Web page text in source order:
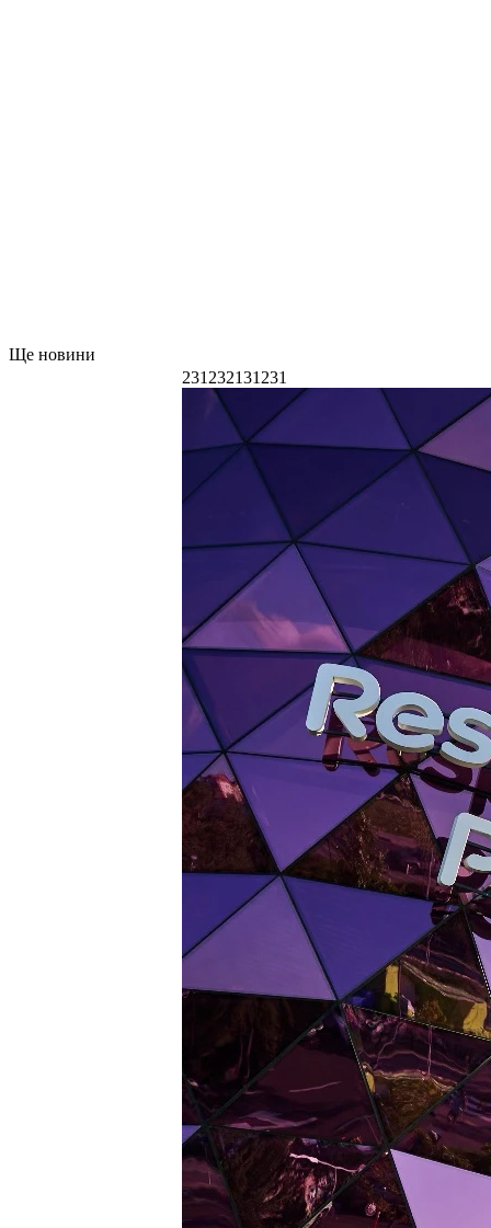
Ще новини
231232131231